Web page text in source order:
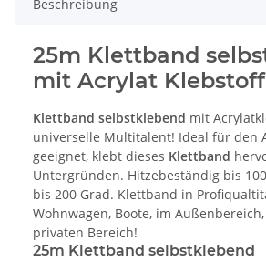
Beschreibung
25m Klettband
mit Acrylat Klebstoff
Klettband selbstklebend mit
universelle Multitalent! Ideal für den
geeignet, klebt dieses Klettband
Untergründen. Hitzebeständig bis
bis 200 Grad. Klettband in
Wohnwagen, Boote, im
privaten Bereich!
25m Klettband selbstklebend